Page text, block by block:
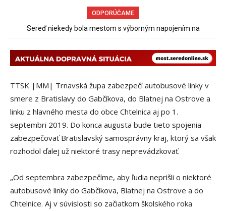
ODPORÚČAME
Sereď niekedy bola mestom s výborným napojením na
Pri venčení na Jesenského ulici mal usmrtiť psíka vlčiak, ktorý
TTSK |MM| Trnavská župa zabezpečí autobusové linky v
smere z Bratislavy do Gabčíkova, do Blatnej na Ostrove a
linku z hlavného mesta do obce Chtelnica aj po 1.
septembri 2019. Do konca augusta bude tieto spojenia
zabezpečovať Bratislavský samosprávny kraj, ktorý sa však
rozhodol ďalej už niektoré trasy neprevádzkovať.
„Od septembra zabezpečíme, aby ľudia neprišli o niektoré
autobusové linky do Gabčíkova, Blatnej na Ostrove a do
Chtelnice. Aj v súvislosti so začiatkom školského roka